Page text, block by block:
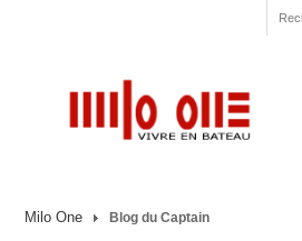
Carnets de Voyage
Milo One Blog du Captain